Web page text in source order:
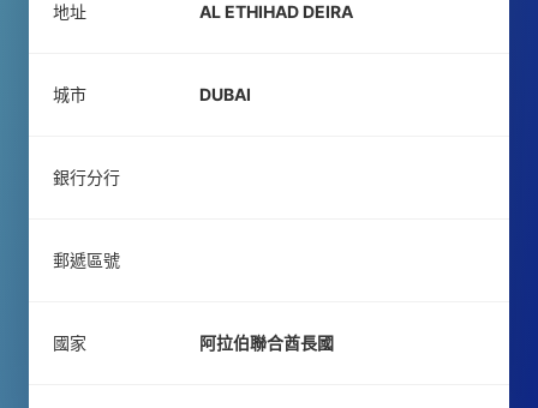
地址 AL ETHIHAD DEIRA
城市 DUBAI
銀行分行
郵遞區號
國家 阿拉伯聯合酋長國